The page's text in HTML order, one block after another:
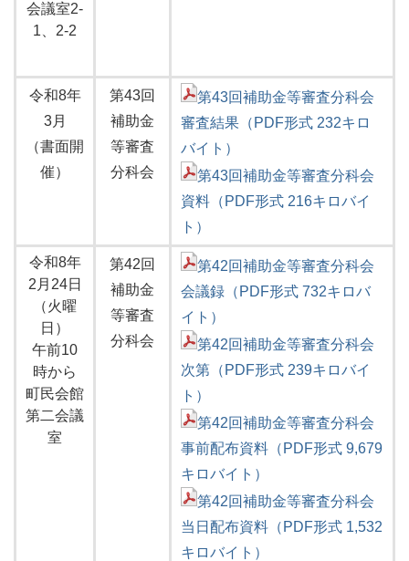
会議室2-
1、2-2
令和8年
3月
（書面開
催）
第43回
補助金
等審査
分科会
第43回補助金等審査分科会
審査結果（PDF形式 232キロ
バイト）
第43回補助金等審査分科会
資料（PDF形式 216キロバイ
ト）
令和8年
2月24日
（火曜
日）
午前10
時から
町民会館
第二会議
室
第42回
補助金
等審査
分科会
第42回補助金等審査分科会
会議録（PDF形式 732キロバ
イト）
第42回補助金等審査分科会
次第（PDF形式 239キロバイ
ト）
第42回補助金等審査分科会
事前配布資料（PDF形式 9,679
キロバイト）
第42回補助金等審査分科会
当日配布資料（PDF形式 1,532
キロバイト）